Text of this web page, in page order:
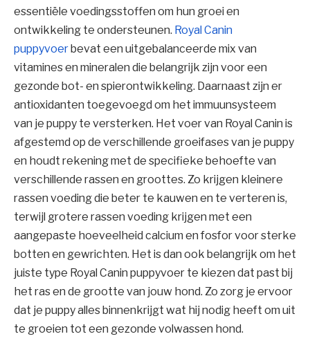
essentiële voedingsstoffen om hun groei en
ontwikkeling te ondersteunen. Royal Canin
puppyvoerbevat een uitgebalanceerde mix van
vitamines en mineralen die belangrijk zijn voor een
gezonde bot- en spierontwikkeling. Daarnaast zijn er
antioxidanten toegevoegd om het immuunsysteem
van je puppy te versterken. Het voer van Royal Canin is
afgestemd op de verschillende groeifases van je puppy
en houdt rekening met de specifieke behoefte van
verschillende rassen en groottes. Zo krijgen kleinere
rassen voeding die beter te kauwen en te verteren is,
terwijl grotere rassen voeding krijgen met een
aangepaste hoeveelheid calcium en fosfor voor sterke
botten en gewrichten. Het is dan ook belangrijk om het
juiste type Royal Canin puppyvoer te kiezen dat past bij
het ras en de grootte van jouw hond. Zo zorg je ervoor
dat je puppy alles binnenkrijgt wat hij nodig heeft om uit
te groeien tot een gezonde volwassen hond.